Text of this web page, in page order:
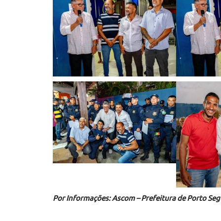
Por Informações: Ascom – Prefeitura de Porto